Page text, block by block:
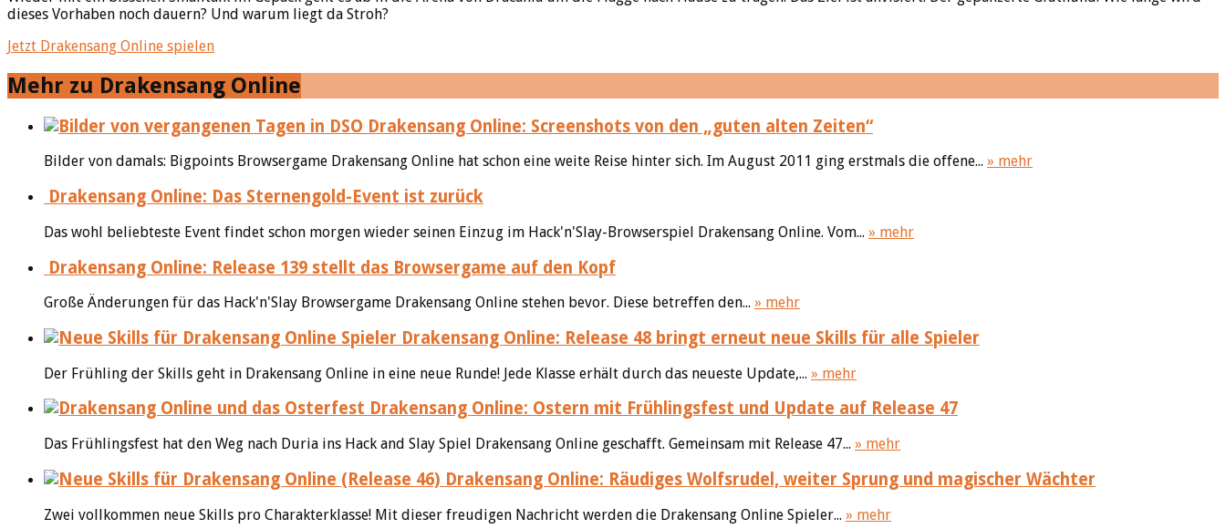
dieses Vorhaben noch dauern? Und warum liegt da Stroh?
Jetzt Drakensang Online spielen
Mehr zu Drakensang Online
Drakensang Online: Screenshots von den „guten alten Zeiten“
Bilder von damals: Bigpoints Browsergame Drakensang Online hat schon eine weite Reise hinter sich. Im August 2011 ging erstmals die offene... » mehr
Drakensang Online: Das Sternengold-Event ist zurück
Das wohl beliebteste Event findet schon morgen wieder seinen Einzug im Hack'n'Slay-Browserspiel Drakensang Online. Vom... » mehr
Drakensang Online: Release 139 stellt das Browsergame auf den Kopf
Große Änderungen für das Hack'n'Slay Browsergame Drakensang Online stehen bevor. Diese betreffen den... » mehr
Drakensang Online: Release 48 bringt erneut neue Skills für alle Spieler
Der Frühling der Skills geht in Drakensang Online in eine neue Runde! Jede Klasse erhält durch das neueste Update,... » mehr
Drakensang Online: Ostern mit Frühlingsfest und Update auf Release 47
Das Frühlingsfest hat den Weg nach Duria ins Hack and Slay Spiel Drakensang Online geschafft. Gemeinsam mit Release 47... » mehr
Drakensang Online: Räudiges Wolfsrudel, weiter Sprung und magischer Wächter
Zwei vollkommen neue Skills pro Charakterklasse! Mit dieser freudigen Nachricht werden die Drakensang Online Spieler... » mehr